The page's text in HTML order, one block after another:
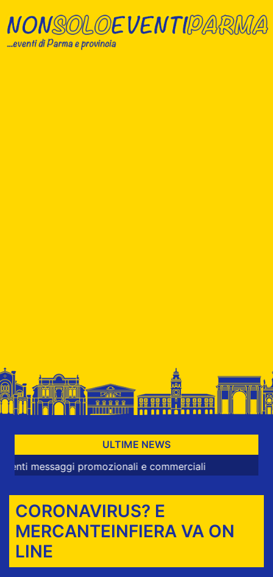
ULTIME NEWS
promozionali e commerciali
CORONAVIRUS? E
MERCANTEINFIERA VA ON
LINE